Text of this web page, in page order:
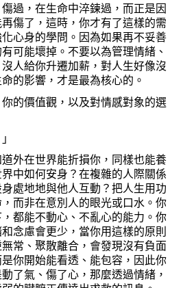
過，在生命中淬鍊過，而正是因
傷了，這時，你才有了這樣的需
心身的學問。因為如果再不妥善
可能壞掉。不要以為管理情緒、
人給你升遷加薪，對人生好像沒
的影響，才是最為核心的。
價值觀，以及對情感對象的選
在世界能折損你，同樣也能養
中如何安身？在複雜的人際關係
處地地與他人互動？把人生用功
而非在意別人的眼光或口水。你
都能不動心、不亂心的能力。你
念慮會更少，當你用這樣的原則
常、聚散離合，會發現沒有負面
你開始能看透、能包容，因此你
了氣、傷了心，那麼透過情緒，